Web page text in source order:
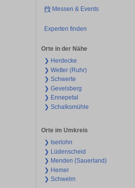
Messen & Events
Experten finden
Orte in der Nähe
❯ Herdecke
❯ Wetter (Ruhr)
❯ Schwerte
❯ Gevelsberg
❯ Ennepetal
❯ Schalksmühle
Orte im Umkreis
❯ Iserlohn
❯ Lüdenscheid
❯ Menden (Sauerland)
❯ Hemer
❯ Schwelm